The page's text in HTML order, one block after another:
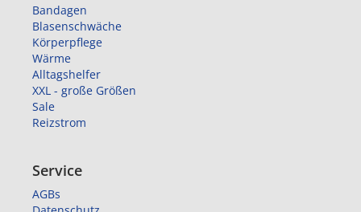
Bandagen
Blasenschwäche
Körperpflege
Wärme
Alltagshelfer
XXL - große Größen
Sale
Reizstrom
Service
AGBs